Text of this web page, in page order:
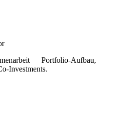
— Portfolio-Aufbau,
Investments.